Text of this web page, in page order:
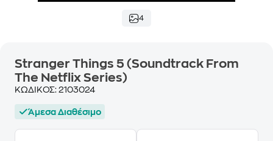
4
Stranger Things 5 (Soundtrack From
The Netflix Series)
ΚΩΔΙΚΟΣ: 2103024
Άμεσα Διαθέσιμο